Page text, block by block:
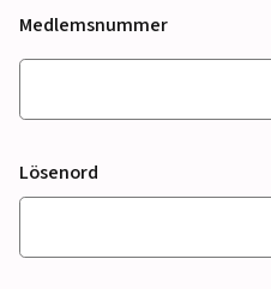
Medlemsnummer
Lösenord